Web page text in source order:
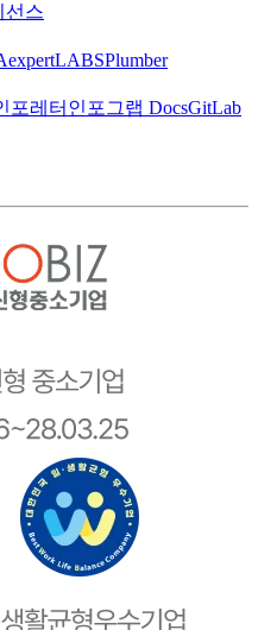
선스
expertLABSPlumber
포레터 인포그랩 DocsGitLab